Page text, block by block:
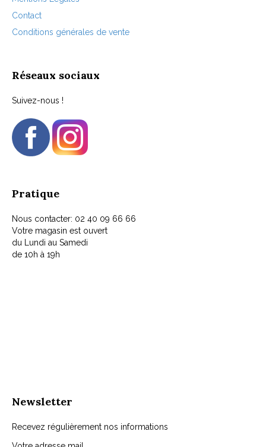
Contact
Conditions générales de vente
Réseaux sociaux
Suivez-nous !
Pratique
Nous contacter: 02 40 09 66 66
Votre magasin est ouvert
du Lundi au Samedi
de 10h à 19h
Newsletter
Recevez régulièrement nos informations